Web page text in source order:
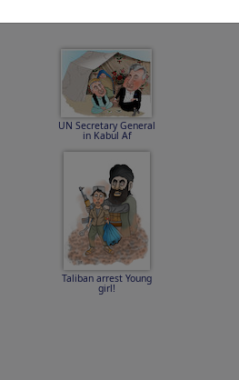
UN Secretary General
in Kabul Af
Taliban arrest Young
girl!